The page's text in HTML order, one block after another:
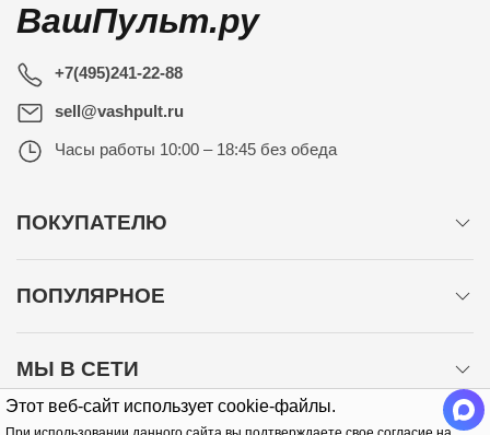
Этот веб-сайт использует cookie-файлы.
ВашПульт.ру
+7(495)241-22-88
sell@vashpult.ru
Часы работы 10:00 – 18:45 без обеда
ПОКУПАТЕЛЮ
ПОПУЛЯРНОЕ
МЫ В СЕТИ